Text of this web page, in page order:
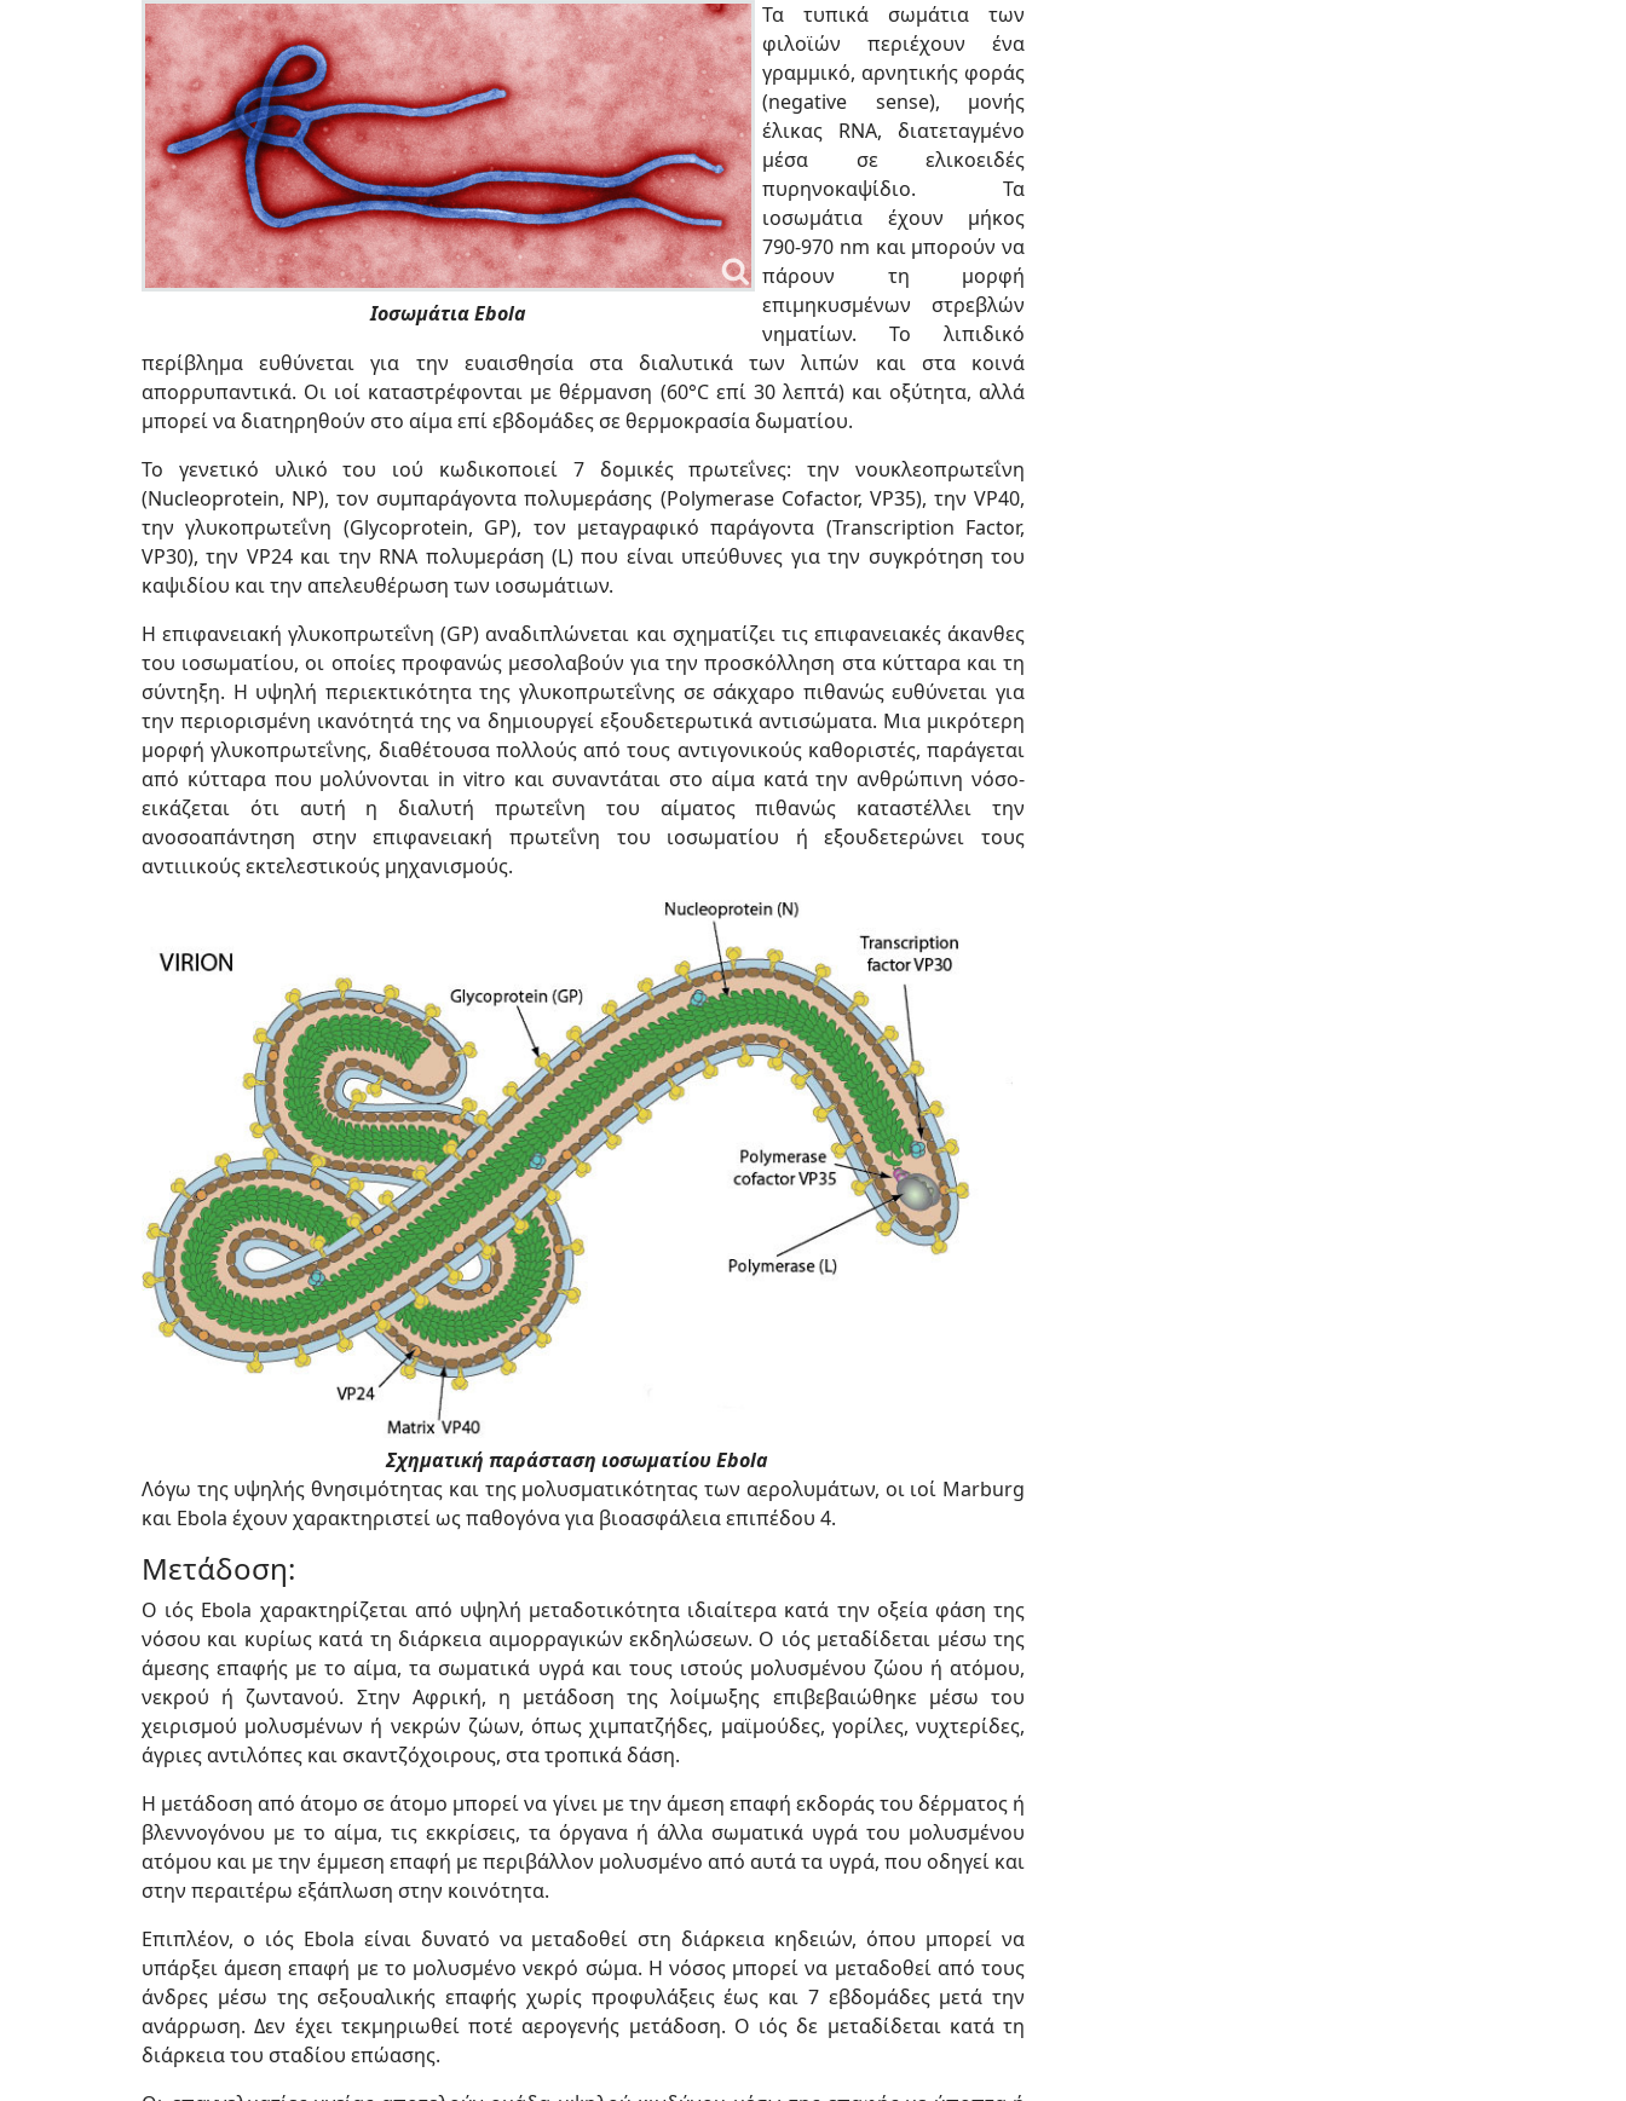
Ιοσωμάτια Ebola
Τα τυπικά σωμάτια των
φιλοϊών περιέχουν ένα
γραμμικό, αρνητικής φοράς
(negative sense), μονής
έλικας RNA, διατεταγμένο
μέσα σε ελικοειδές
πυρηνοκαψίδιο. Τα
ιοσωμάτια έχουν μήκος
790-970 nm και μπορούν να
πάρουν τη μορφή
επιμηκυσμένων στρεβλών
νηματίων. Το λιπιδικό
περίβλημα ευθύνεται για την ευαισθησία στα διαλυτικά των λιπών και στα κοινά
απορρυπαντικά. Οι ιοί καταστρέφονται με θέρμανση (60°C επί 30 λεπτά) και οξύτητα, αλλά
μπορεί να διατηρηθούν στο αίμα επί εβδομάδες σε θερμοκρασία δωματίου.
Το γενετικό υλικό του ιού κωδικοποιεί 7 δομικές πρωτεΐνες: την νουκλεοπρωτεΐνη
(Nucleoprotein, NP), τον συμπαράγοντα πολυμεράσης (Polymerase Cofactor, VP35), την VP40,
την γλυκοπρωτεΐνη (Glycoprotein, GP), τον µεταγραφικό παράγοντα (Transcription Factor,
VP30), την VP24 και την RNA πολυμεράση (L) που είναι υπεύθυνες για την συγκρότηση του
καψιδίου και την απελευθέρωση των ιοσωμάτιων.
Η επιφανειακή γλυκοπρωτεΐνη (GP) αναδιπλώνεται και σχηματίζει τις επιφανειακές άκανθες
του ιοσωματίου, οι οποίες προφανώς μεσολαβούν για την προσκόλληση στα κύτταρα και τη
σύντηξη. Η υψηλή περιεκτικότητα της γλυκοπρωτεΐνης σε σάκχαρο πιθανώς ευθύνεται για
την περιορισμένη ικανότητά της να δημιουργεί εξουδετερωτικά αντισώματα. Μια μικρότερη
μορφή γλυκοπρωτεΐνης, διαθέτουσα πολλούς από τους αντιγονικούς καθοριστές, παράγεται
από κύτταρα που μολύνονται in vitro και συναντάται στο αίμα κατά την ανθρώπινη νόσο-
εικάζεται ότι αυτή η διαλυτή πρωτεΐνη του αίματος πιθανώς καταστέλλει την
ανοσοαπάντηση στην επιφανειακή πρωτεΐνη του ιοσωματίου ή εξουδετερώνει τους
αντιιικούς εκτελεστικούς μηχανισμούς.
Σχηματική παράσταση ιοσωματίου Ebola
Λόγω της υψηλής θνησιμότητας και της μολυσματικότητας των αερολυμάτων, οι ιοί Marburg
και Ebola έχουν χαρακτηριστεί ως παθογόνα για βιοασφάλεια επιπέδου 4.
Μετάδοση:
Ο ιός Ebola χαρακτηρίζεται από υψηλή μεταδοτικότητα ιδιαίτερα κατά την οξεία φάση της
νόσου και κυρίως κατά τη διάρκεια αιμορραγικών εκδηλώσεων. Ο ιός μεταδίδεται μέσω της
άμεσης επαφής με το αίμα, τα σωματικά υγρά και τους ιστούς μολυσμένου ζώου ή ατόμου,
νεκρού ή ζωντανού. Στην Αφρική, η μετάδοση της λοίμωξης επιβεβαιώθηκε μέσω του
χειρισμού μολυσμένων ή νεκρών ζώων, όπως χιμπατζήδες, μαϊμούδες, γορίλες, νυχτερίδες,
άγριες αντιλόπες και σκαντζόχοιρους, στα τροπικά δάση.
Η μετάδοση από άτομο σε άτομο μπορεί να γίνει με την άμεση επαφή εκδοράς του δέρματος ή
βλεννογόνου με το αίμα, τις εκκρίσεις, τα όργανα ή άλλα σωματικά υγρά του μολυσμένου
ατόμου και με την έμμεση επαφή με περιβάλλον μολυσμένο από αυτά τα υγρά, που οδηγεί και
στην περαιτέρω εξάπλωση στην κοινότητα.
Επιπλέον, ο ιός Ebola είναι δυνατό να μεταδοθεί στη διάρκεια κηδειών, όπου μπορεί να
υπάρξει άμεση επαφή με το μολυσμένο νεκρό σώμα. Η νόσος μπορεί να μεταδοθεί από τους
άνδρες μέσω της σεξουαλικής επαφής χωρίς προφυλάξεις έως και 7 εβδομάδες μετά την
ανάρρωση. Δεν έχει τεκμηριωθεί ποτέ αερογενής μετάδοση. Ο ιός δε μεταδίδεται κατά τη
διάρκεια του σταδίου επώασης.